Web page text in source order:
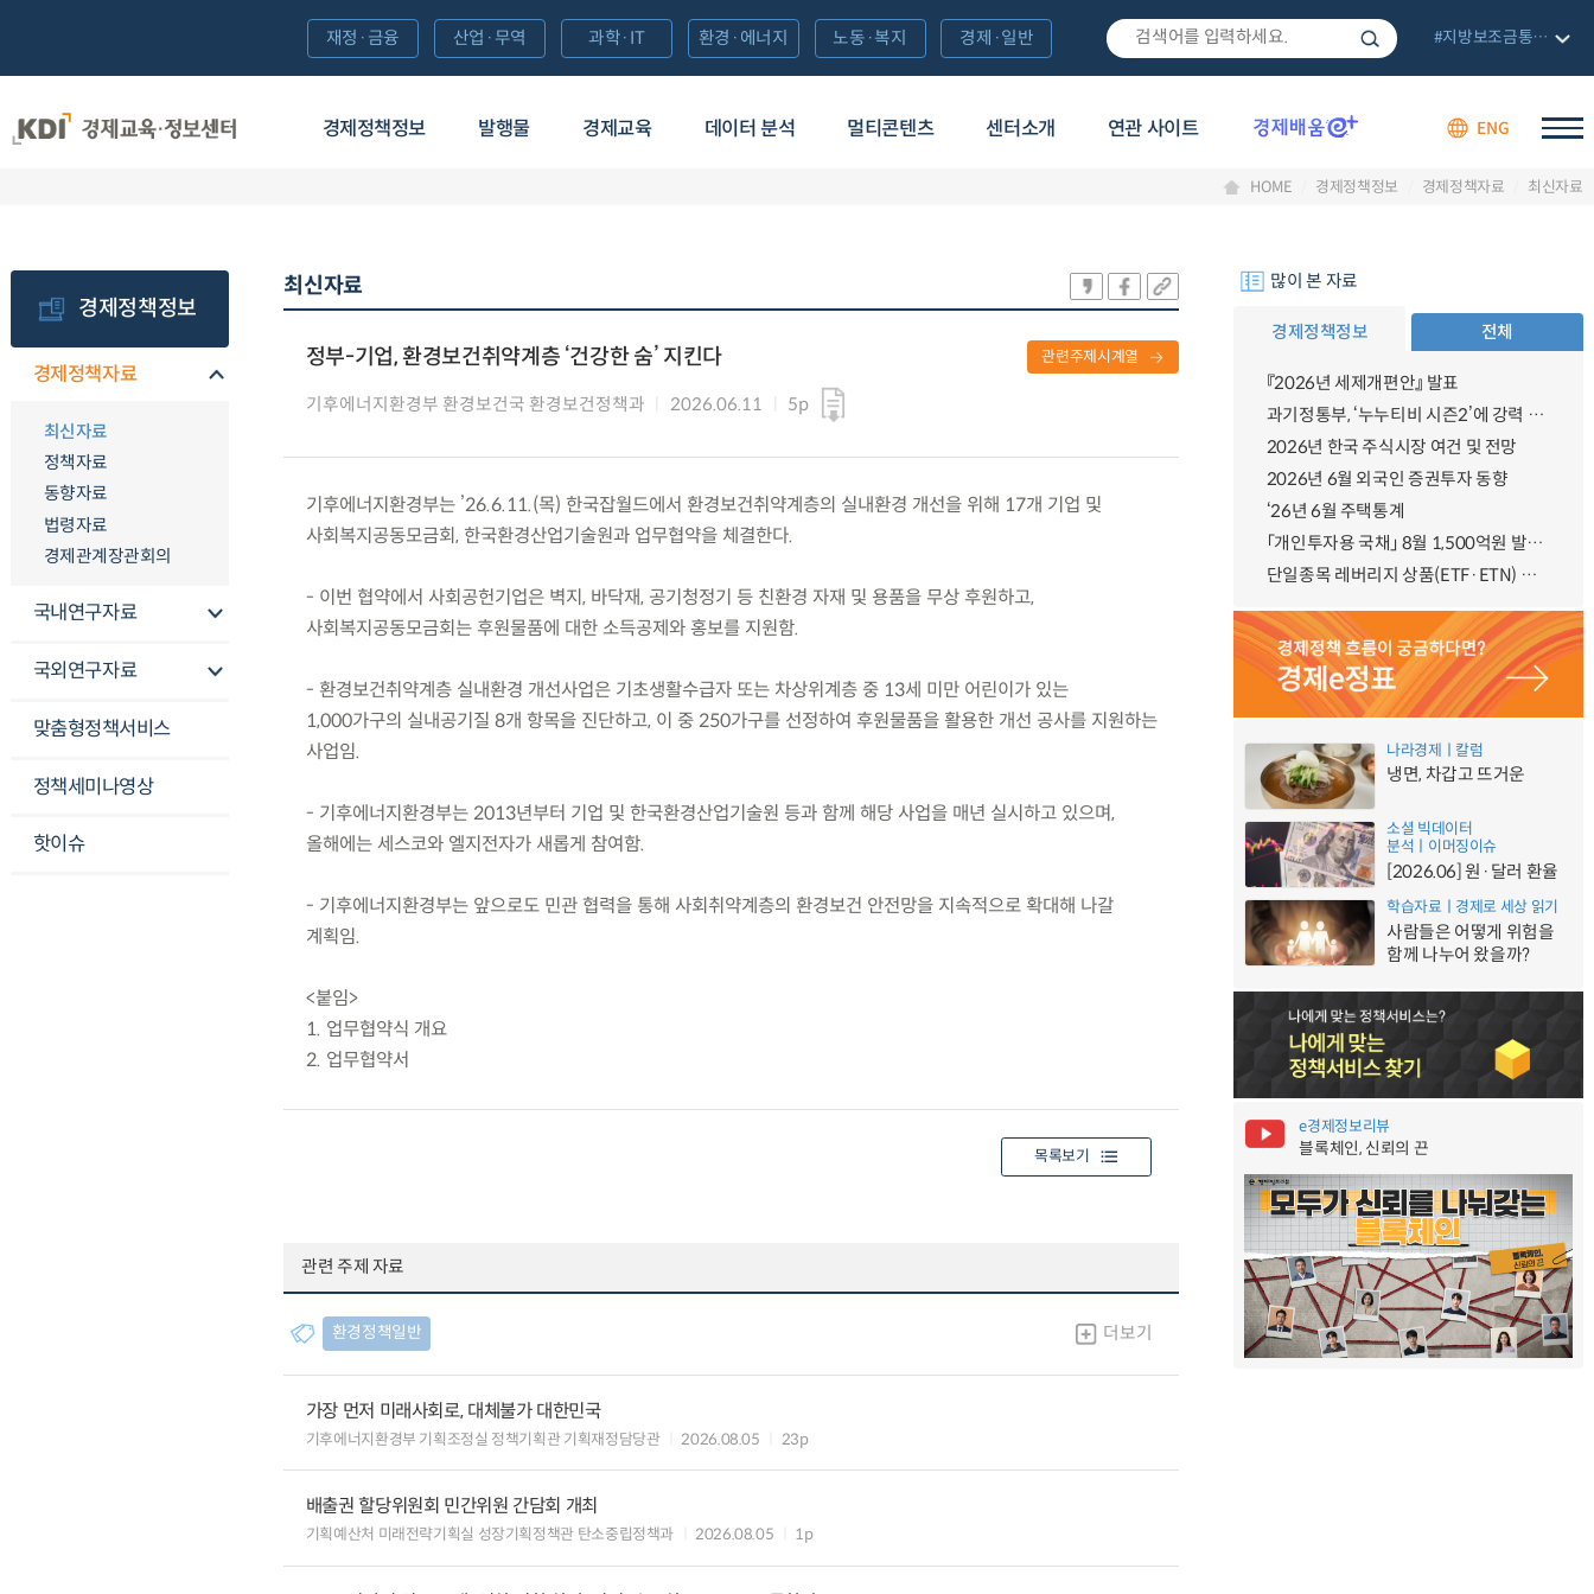
경제정책정보 발행물 경제교육 데이터 분석 멀티콘텐츠 센터소개 연관 사이트 ENG
재정·금융 산업·무역 과학·IT 환경·에너지 노동·복지 경제·일반 #지방보조금통합관리망
HOME 경제정책정보 경제정책자료 최신자료
경제정책정보
경제정책자료
최신자료
정책자료
동향자료
법령자료
경제관계장관회의
국내연구자료
국외연구자료
맞춤형정책서비스
정책세미나영상
핫이슈
최신자료
정부-기업, 환경보건취약계층 ‘건강한 숨’ 지킨다
기후에너지환경부 환경보건국 환경보건정책과 2026.06.11 5p
관련주제시계열
기후에너지환경부는 ’26.6.11.(목) 한국잡월드에서 환경보건취약계층의 실내환경 개선을 위해 17개 기업 및
사회복지공동모금회, 한국환경산업기술원과 업무협약을 체결한다.
- 이번 협약에서 사회공헌기업은 벽지, 바닥재, 공기청정기 등 친환경 자재 및 용품을 무상 후원하고,
사회복지공동모금회는 후원물품에 대한 소득공제와 홍보를 지원함.
- 환경보건취약계층 실내환경 개선사업은 기초생활수급자 또는 차상위계층 중 13세 미만 어린이가 있는
1,000가구의 실내공기질 8개 항목을 진단하고, 이 중 250가구를 선정하여 후원물품을 활용한 개선 공사를 지원하는
사업임.
- 기후에너지환경부는 2013년부터 기업 및 한국환경산업기술원 등과 함께 해당 사업을 매년 실시하고 있으며,
올해에는 세스코와 엘지전자가 새롭게 참여함.
- 기후에너지환경부는 앞으로도 민관 협력을 통해 사회취약계층의 환경보건 안전망을 지속적으로 확대해 나갈
계획임.
<붙임>
1. 업무협약식 개요
2. 업무협약서
목록보기
관련 주제 자료
환경정책일반 더보기
가장 먼저 미래사회로, 대체불가 대한민국
기후에너지환경부 기획조정실 정책기획관 기획재정담당관 2026.08.05 23p
배출권 할당위원회 민간위원 간담회 개최
기획예산처 미래전략기획실 성장기획정책관 탄소중립정책과 2026.08.05 1p
많이 본 자료
경제정책정보 전체
『2026년 세제개편안』 발표
과기정통부, ‘누누티비 시즌2’에 강력 대응 의지 밝혀
2026년 한국 주식시장 여건 및 전망
2026년 6월 외국인 증권투자 동향
‘26년 6월 주택통계
「개인투자용 국채」 8월 1,500억원 발행 예정
단일종목 레버리지 상품(ETF·ETN) 기본예탁금 강화 조기시행 방안 안내
나라경제ㅣ칼럼
냉면, 차갑고 뜨거운
소셜 빅데이터
분석ㅣ이머징이슈
[2026.06] 원·달러 환율
학습자료ㅣ경제로 세상 읽기
사람들은 어떻게 위험을
함께 나누어 왔을까?
e경제정보리뷰
블록체인, 신뢰의 끈